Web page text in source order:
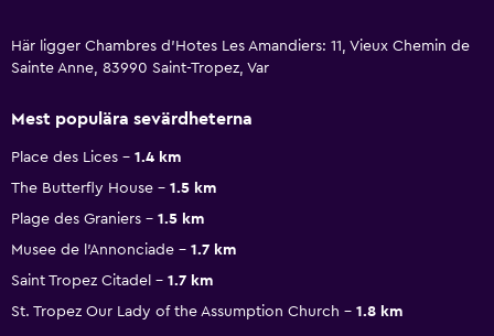
Här ligger Chambres d'Hotes Les Amandiers: 11, Vieux Chemin de
Sainte Anne, 83990 Saint-Tropez, Var
Mest populära sevärdheterna
Place des Lices
1.4 km
The Butterfly House
1.5 km
Plage des Graniers
1.5 km
Musee de l'Annonciade
1.7 km
Saint Tropez Citadel
1.7 km
St. Tropez Our Lady of the Assumption Church
1.8 km